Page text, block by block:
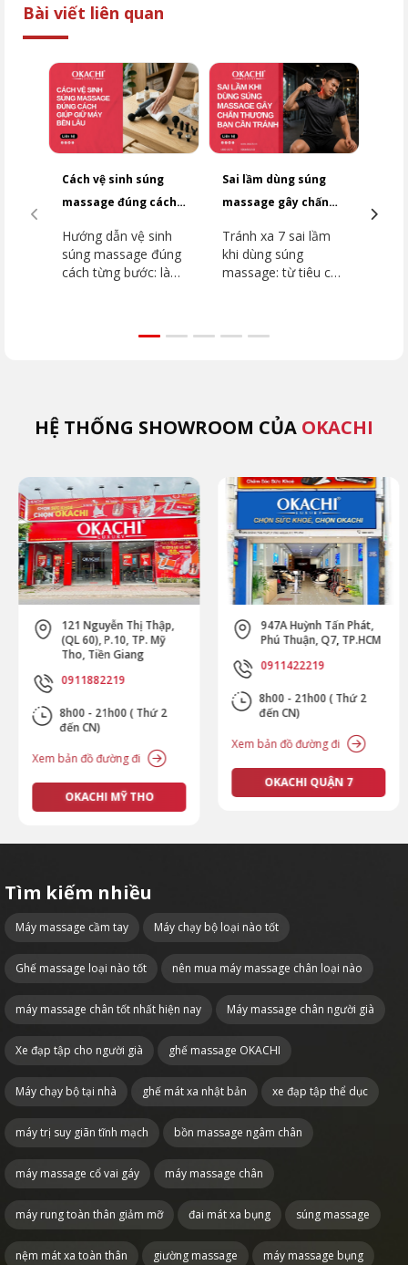
Bài viết liên quan
Cách vệ sinh súng
massage đúng cách
Hướng dẫn vệ sinh
súng massage đúng
cách từng bước: làm
Sai lầm dùng súng
massage gây chấn
tránh
Tránh xa 7 sai lầm
khi dùng súng
massage: từ tiêu cơ
HỆ THỐNG SHOWROOM CỦA OKACHI
121 Nguyễn Thị Thập,
(QL 60), P.10, TP. Mỹ
Tho, Tiền Giang
0911882219
8h00 - 21h00 ( Thứ 2
đến CN)
Xem bản đồ đường đi
OKACHI MỸ THO
947A Huỳnh Tấn Phát,
Phú Thuận, Q7, TP.HCM
0911422219
8h00 - 21h00 ( Thứ 2
đến CN)
Xem bản đồ đường đi
OKACHI QUẬN 7
Tìm kiếm nhiều
Máy massage cầm tay Máy chạy bộ loại nào tốt
Ghế massage loại nào tốt nên mua máy massage chân loại nào
máy massage chân tốt nhất hiện nay Máy massage chân người già
Xe đạp tập cho người già ghế massage OKACHI
Máy chạy bộ tại nhà ghế mát xa nhật bản xe đạp tập thể dục
máy trị suy giãn tĩnh mạch bồn massage ngâm chân
máy massage cổ vai gáy máy massage chân
máy rung toàn thân giảm mỡ đai mát xa bụng súng massage
nệm mát xa toàn thân giường massage máy massage bụng